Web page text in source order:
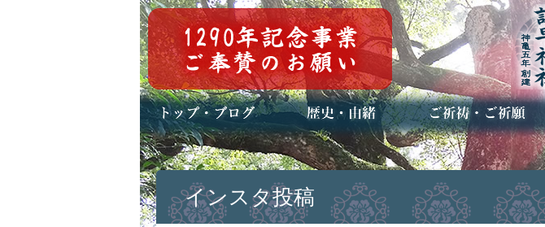
トップページ
ブログ(日々八百万)
お知らせ一覧 歴史・ご祭神
年中行事
メディア掲載 ご祈祷・ご祈願とは
安産祈願
初宮参り
七五三詣
長寿のお祝い
神前結婚式
厄祓い・方位除け
車のお祓い
地鎮祭
神葬祭（神式の葬儀）
インスタ投稿